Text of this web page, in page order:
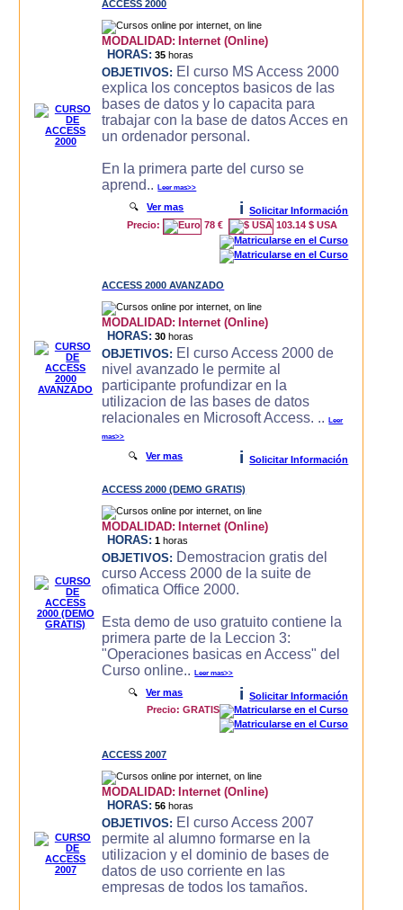
ACCESS 2000
MODALIDAD: Internet (Online)
HORAS: 35 horas
OBJETIVOS: El curso MS Access 2000
explica los conceptos basicos de las
bases de datos y lo capacita para
trabajar con la base de datos Acces en
un ordenador personal.
En la primera parte del curso se
aprend..Leer mas>>
🔍Ver mas i
Solicitar Información
Precio:
78 € 103.14 $ USA
ACCESS 2000 AVANZADO
MODALIDAD: Internet (Online)
HORAS: 30 horas
OBJETIVOS: El curso Access 2000 de
nivel avanzado le permite al
participante profundizar en la
utilizacion de las bases de datos
relacionales en Microsoft Access. ..Leer
mas>>
🔍Ver mas i Solicitar Información
ACCESS 2000 (DEMO GRATIS)
MODALIDAD: Internet (Online)
HORAS: 1 horas
OBJETIVOS: Demostracion gratis del
curso Access 2000 de la suite de
ofimatica Office 2000.
Esta demo de uso gratuito contiene la
primera parte de la Leccion 3:
"Operaciones basicas en Access" del
Curso online..Leer mas>>
🔍Ver mas i
Solicitar Información
Precio: GRATIS
ACCESS 2007
MODALIDAD: Internet (Online)
HORAS: 56 horas
OBJETIVOS: El curso Access 2007
permite al alumno formarse en la
utilizacion y el dominio de bases de
datos de uso corriente en las
empresas de todos los tamaños.